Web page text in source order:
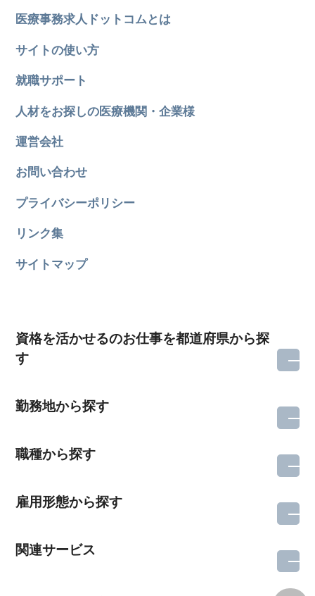
医療事務求人ドットコムとは
サイトの使い方
就職サポート
人材をお探しの医療機関・企業様
運営会社
お問い合わせ
プライバシーポリシー
リンク集
サイトマップ
資格を活かせるのお仕事を都道府県から探
す
勤務地から探す
職種から探す
雇用形態から探す
関連サービス